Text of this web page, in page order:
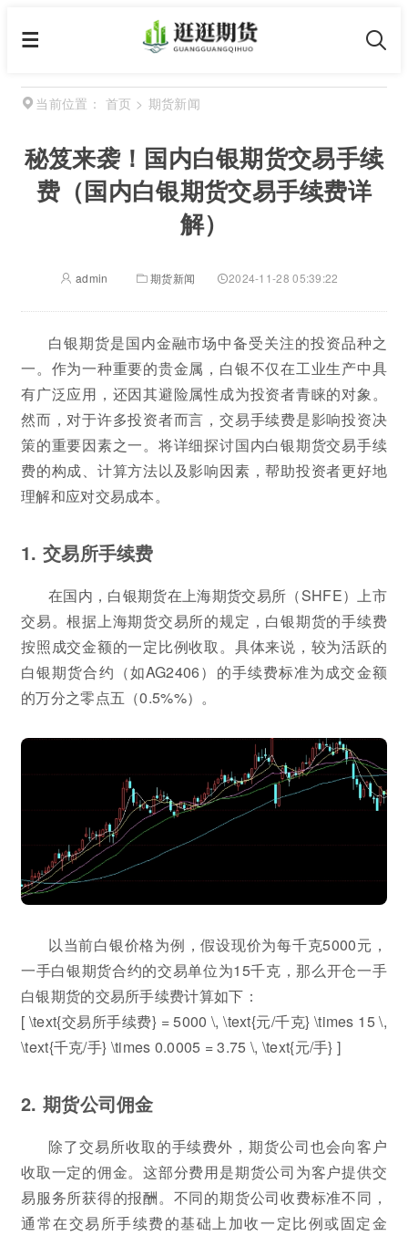
当前位置： 首页 > 期货新闻
秘笈来袭！国内白银期货交易手续
费（国内白银期货交易手续费详
解）
admin 期货新闻 2024-11-28 05:39:22
白银期货是国内金融市场中备受关注的投资品种之
一。作为一种重要的贵金属，白银不仅在工业生产中具
有广泛应用，还因其避险属性成为投资者青睐的对象。
然而，对于许多投资者而言，交易手续费是影响投资决
策的重要因素之一。将详细探讨国内白银期货交易手续
费的构成、计算方法以及影响因素，帮助投资者更好地
理解和应对交易成本。
1. 交易所手续费
在国内，白银期货在上海期货交易所（SHFE）上市
交易。根据上海期货交易所的规定，白银期货的手续费
按照成交金额的一定比例收取。具体来说，较为活跃的
白银期货合约（如AG2406）的手续费标准为成交金额
的万分之零点五（0.5%%）。
以当前白银价格为例，假设现价为每千克5000元，
一手白银期货合约的交易单位为15千克，那么开仓一手
白银期货的交易所手续费计算如下：
[ \text{交易所手续费} = 5000 \, \text{元/千克} \times 15 \,
\text{千克/手} \times 0.0005 = 3.75 \, \text{元/手} ]
2. 期货公司佣金
除了交易所收取的手续费外，期货公司也会向客户
收取一定的佣金。这部分费用是期货公司为客户提供交
易服务所获得的报酬。不同的期货公司收费标准不同，
通常在交易所手续费的基础上加收一定比例或固定金